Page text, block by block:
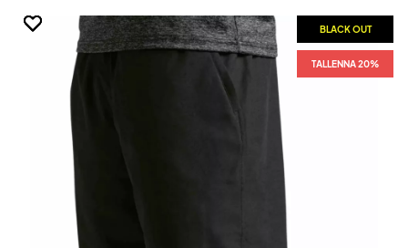
BLACK OUT
TALLENNA 20%
BLACK OUT
TALLENNA 20%
BLACK OUT
TALLENNA 20%
BLACK OUT
TALLENNA 20%